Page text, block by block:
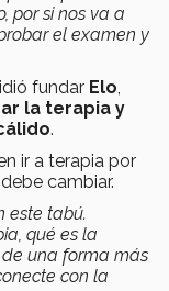
por si nos va a
el examen y
fundar Elo
la terapia y
.
ir a terapia por
cambiar.
este tabú.
qué es la
una forma más
con la